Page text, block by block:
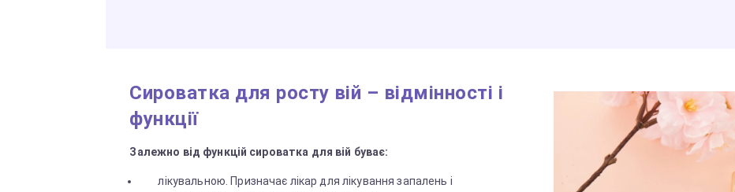
Сироватка для росту вій – відмінності і
функції
Залежно від функцій сироватка для вій буває:
лікувальною. Призначає лікар для лікування запалень і